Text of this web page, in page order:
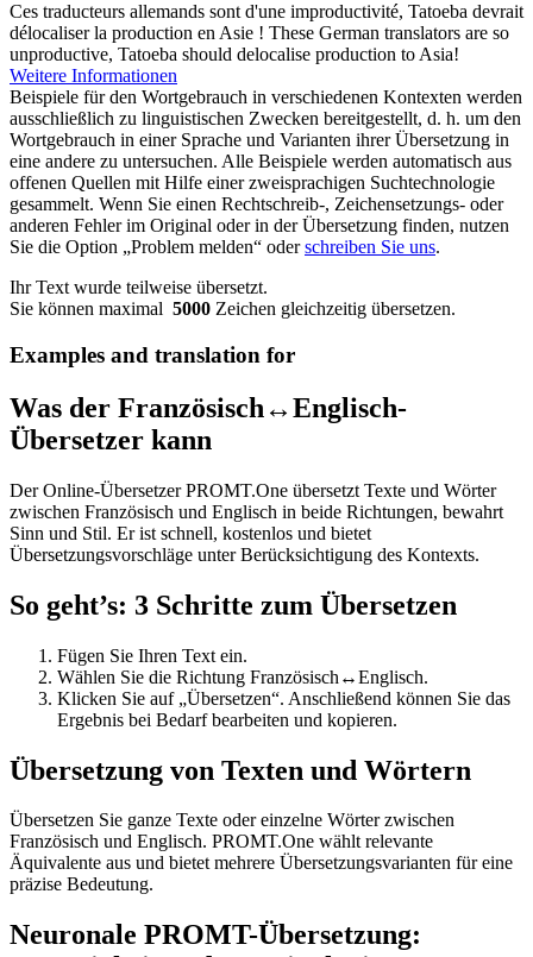
Ces traducteurs allemands sont d'une improductivité, Tatoeba devrait
délocaliserla production en Asie ! These German translators are so
unproductive, Tatoeba should delocalise production to Asia!
Weitere Informationen
Beispiele für den Wortgebrauch in verschiedenen Kontexten werden
ausschließlich zu linguistischen Zwecken bereitgestellt, d. h. um den
Wortgebrauch in einer Sprache und Varianten ihrer Übersetzung in
eine andere zu untersuchen. Alle Beispiele werden automatisch aus
offenen Quellen mit Hilfe einer zweisprachigen Suchtechnologie
gesammelt. Wenn Sie einen Rechtschreib-, Zeichensetzungs- oder
anderen Fehler im Original oder in der Übersetzung finden, nutzen
Sie die Option „Problem melden“ oderschreiben Sie uns.
Ihr Text wurde teilweise übersetzt.
Sie können maximal 5000 Zeichen gleichzeitig übersetzen.
Examples and translation for
Was der Französisch↔Englisch-
Übersetzer kann
Der Online-Übersetzer PROMT.One übersetzt Texte und Wörter
zwischen Französisch und Englisch in beide Richtungen, bewahrt
Sinn und Stil. Er ist schnell, kostenlos und bietet
Übersetzungsvorschläge unter Berücksichtigung des Kontexts.
So geht’s: 3 Schritte zum Übersetzen
Fügen Sie Ihren Text ein.
Wählen Sie die Richtung Französisch↔Englisch.
Klicken Sie auf „Übersetzen“. Anschließend können Sie das
Ergebnis bei Bedarf bearbeiten und kopieren.
Übersetzung von Texten und Wörtern
Übersetzen Sie ganze Texte oder einzelne Wörter zwischen
Französisch und Englisch. PROMT.One wählt relevante
Äquivalente aus und bietet mehrere Übersetzungsvarianten für eine
präzise Bedeutung.
Neuronale PROMT-Übersetzung: